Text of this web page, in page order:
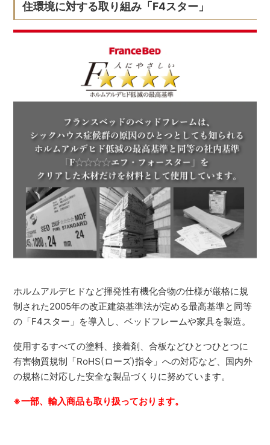
住環境に対する取り組み「F4スター」
ホルムアルデヒドなど揮発性有機化合物の仕様が厳格に規
制された2005年の改正建築基準法が定める最高基準と同等
の「F4スター」を導入し、ベッドフレームや家具を製造。
使用するすべての塗料、接着剤、合板などひとつひとつに
有害物質規制「RoHS(ローズ)指令」への対応など、国内外
の規格に対応した安全な製品づくりに努めています。
※一部、輸入商品も取り扱っております。